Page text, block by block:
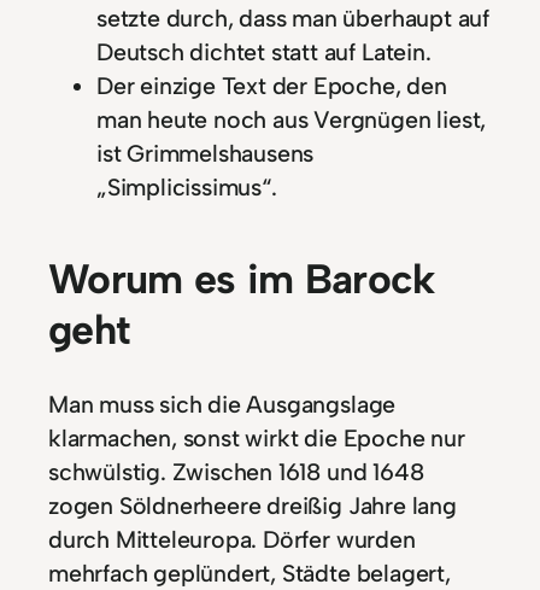
setzte durch, dass man überhaupt auf
Deutsch dichtet statt auf Latein.
Der einzige Text der Epoche, den
man heute noch aus Vergnügen liest,
ist Grimmelshausens
„Simplicissimus“.
Worum es im Barock
geht
Man muss sich die Ausgangslage
klarmachen, sonst wirkt die Epoche nur
schwülstig. Zwischen 1618 und 1648
zogen Söldnerheere dreißig Jahre lang
durch Mitteleuropa. Dörfer wurden
mehrfach geplündert, Städte belagert,